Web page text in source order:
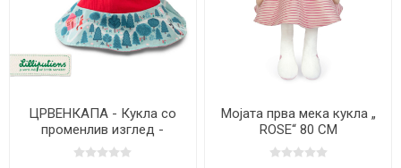
ЦРВЕНКАПА - Кукла со
променлив изглед -
Lilliputiens
Мојата прва мека кукла „
ROSE“ 80 CM